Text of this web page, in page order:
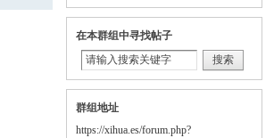
在本群组中寻找帖子
搜索
群组地址
https://xihua.es/forum.php?